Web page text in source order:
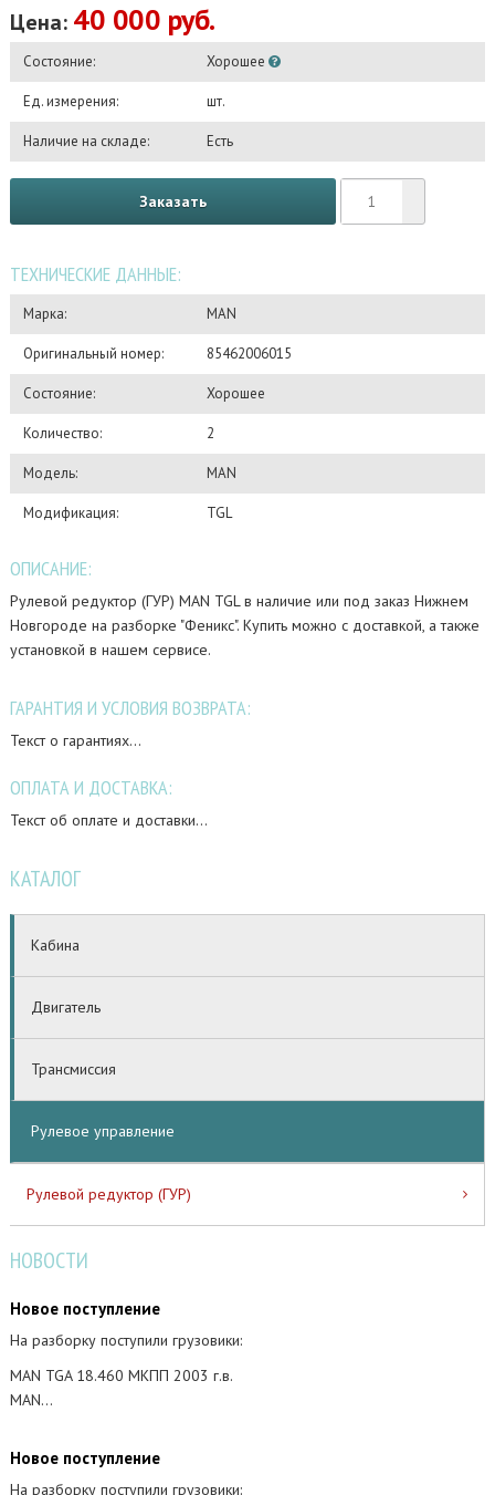
Цена: 40 000 руб.
Состояние: Хорошее
Ед. измерения: шт.
Наличие на складе: Есть
Заказать
ТЕХНИЧЕСКИЕ ДАННЫЕ:
Марка: MAN
Оригинальный номер: 85462006015
Состояние: Хорошее
Количество: 2
Модель: MAN
Модификация: TGL
ОПИСАНИЕ:
Рулевой редуктор (ГУР) MAN TGL в наличие или под заказ Нижнем
Новгороде на разборке "Феникс". Купить можно с доставкой, а также
установкой в нашем сервисе.
ГАРАНТИЯ И УСЛОВИЯ ВОЗВРАТА:
Текст о гарантиях...
ОПЛАТА И ДОСТАВКА:
Текст об оплате и доставки...
КАТАЛОГ
Кабина
Двигатель
Трансмиссия
Рулевое управление
Рулевой редуктор (ГУР)
НОВОСТИ
Новое поступление
На разборку поступили грузовики:
MAN TGA 18.460 МКПП 2003 г.в.
MAN…
Новое поступление
На разборку поступили грузовики: